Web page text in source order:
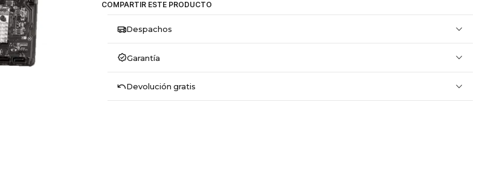
COMPARTIR ESTE PRODUCTO
Despachos
Garantía
Devolución gratis